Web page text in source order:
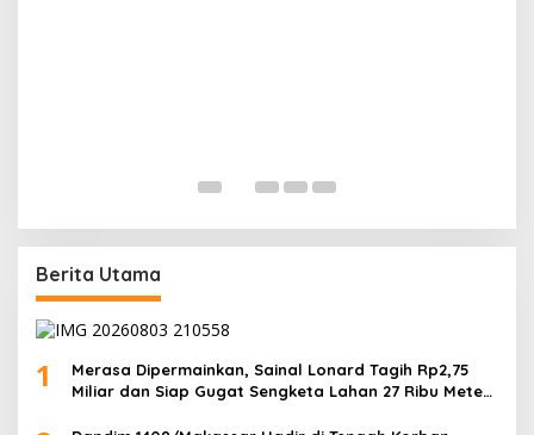
Berita Utama
1
Merasa Dipermainkan, Sainal Lonard Tagih Rp2,75
Miliar dan Siap Gugat Sengketa Lahan 27 Ribu Meter